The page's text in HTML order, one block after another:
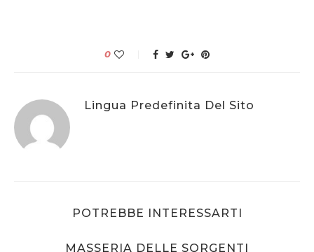
0
Lingua Predefinita Del Sito
POTREBBE INTERESSARTI
MASSERIA DELLE SORGENTI